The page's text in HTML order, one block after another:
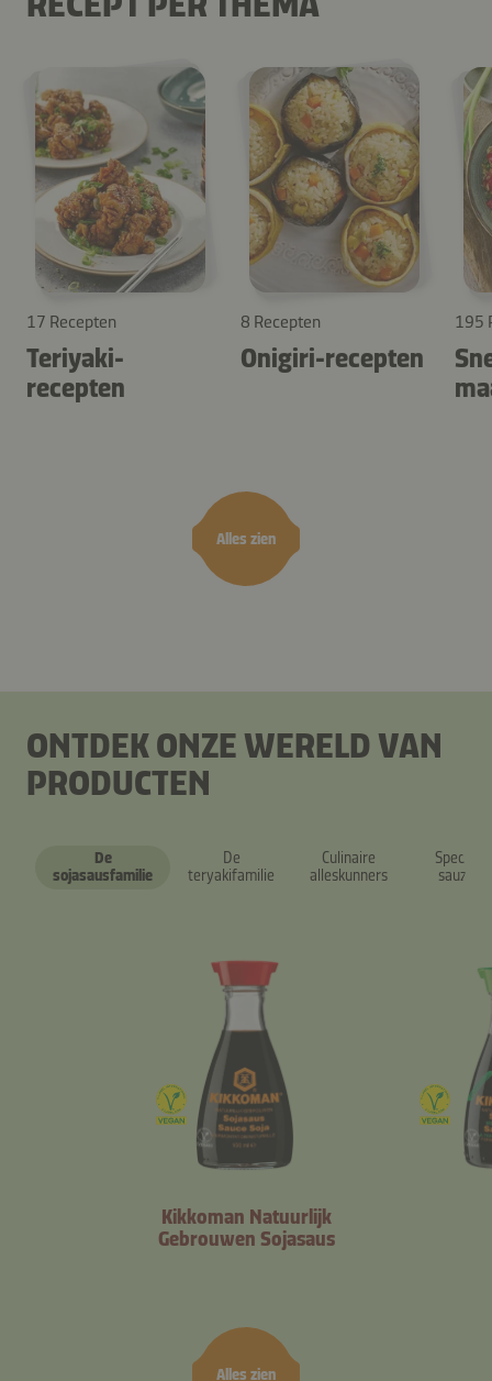
Alles zien
17 Recepten
Teriyaki-
recepten
8 Recepten
Onigiri-recepten
195
ONTDEK ONZE WERELD VAN
PRODUCTEN
Alles zien
De
sojasausfamilie
De
teryakifamilie
Culinaire
alleskunners
Speciale
sauzen
Kikkoman Natuurlijk
Gebrouwen Sojasaus